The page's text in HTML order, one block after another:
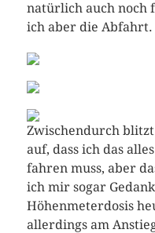
natürlich auch noch
ich aber die Abfahrt.
Zwischendurch
auf, dass ich das
fahren muss, aber
ich mir sogar
Höhenmeterdosis
allerdings am